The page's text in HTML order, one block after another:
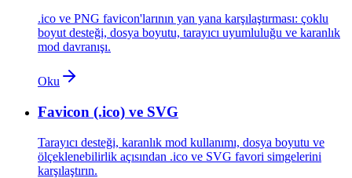
.ico ve PNG favicon'larının yan yana karşılaştırması: çoklu
boyut desteği, dosya boyutu, tarayıcı uyumluluğu ve karanlık
mod davranışı.
Oku
Favicon (.ico) ve SVG
Tarayıcı desteği, karanlık mod kullanımı, dosya boyutu ve
ölçeklenebilirlik açısından .ico ve SVG favori simgelerini
karşılaştırın.